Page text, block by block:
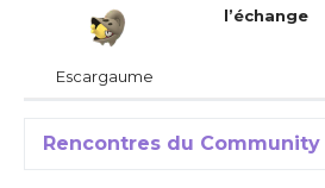
Escargaume
l’échange
Rencontres du Community